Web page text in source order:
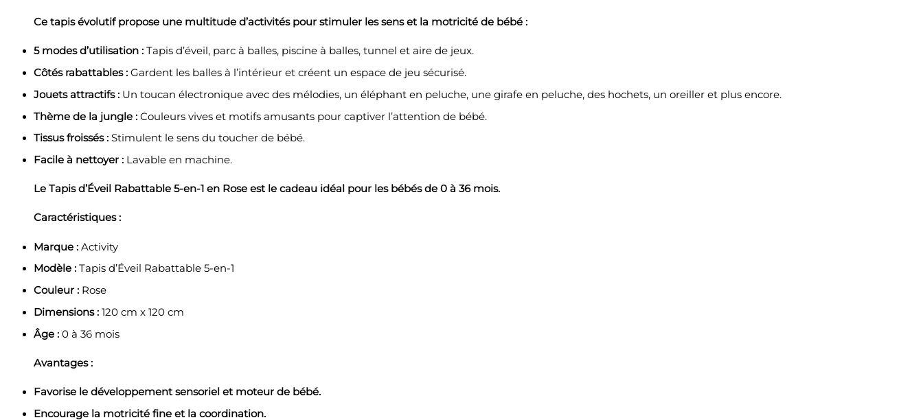
Ce tapis évolutif propose une multitude d’activités pour stimuler les sens et la motricité de bébé :
5 modes d’utilisation :Tapis d’éveil, parc à balles, piscine à balles, tunnel et aire de jeux.
Côtés rabattables :Gardent les balles à l’intérieur et créent un espace de jeu sécurisé.
Jouets attractifs :Un toucan électronique avec des mélodies, un éléphant en peluche, une girafe en peluche, des hochets, un oreiller et plus encore.
Thème de la jungle :Couleurs vives et motifs amusants pour captiver l’attention de bébé.
Tissus froissés :Stimulent le sens du toucher de bébé.
Facile à nettoyer :Lavable en machine.
Le Tapis d’Éveil Rabattable 5-en-1 en Rose est le cadeau idéal pour les bébés de 0 à 36 mois.
Caractéristiques :
Marque :Activity
Modèle :Tapis d’Éveil Rabattable 5-en-1
Couleur :Rose
Dimensions :120 cm x 120 cm
Âge :0 à 36 mois
Avantages :
Favorise le développement sensoriel et moteur de bébé.
Encourage la motricité fine et la coordination.